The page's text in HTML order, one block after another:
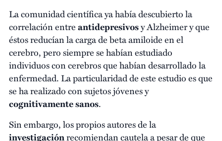
La comunidad científica ya había descubierto la
correlación entreantidepresivosy Alzheimer y que
éstos reducían la carga de beta amiloide en el
cerebro, pero siempre se habían estudiado
individuos con cerebros que habían desarrollado la
enfermedad. La particularidad de este estudio es que
se ha realizado con sujetos jóvenes y
cognitivamente sanos.
Sin embargo, los propios autores de la
investigaciónrecomiendan cautela a pesar de que